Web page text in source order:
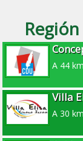
A 44
Villa
A 30